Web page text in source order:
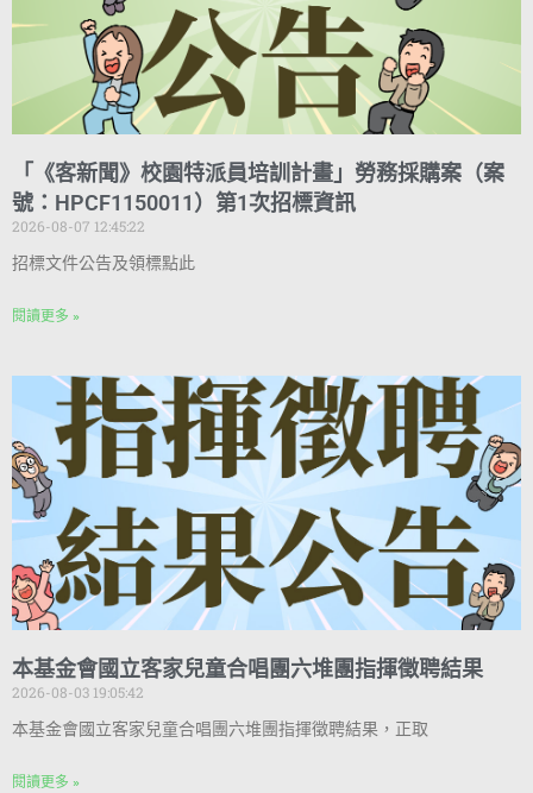
「《客新聞》校園特派員培訓計畫」勞務採購案（案
號：HPCF1150011）第1次招標資訊
2026-08-07 12:45:22
招標文件公告及領標點此
閱讀更多 »
本基金會國立客家兒童合唱團六堆團指揮徵聘結果
2026-08-03 19:05:42
本基金會國立客家兒童合唱團六堆團指揮徵聘結果，正取
閱讀更多 »